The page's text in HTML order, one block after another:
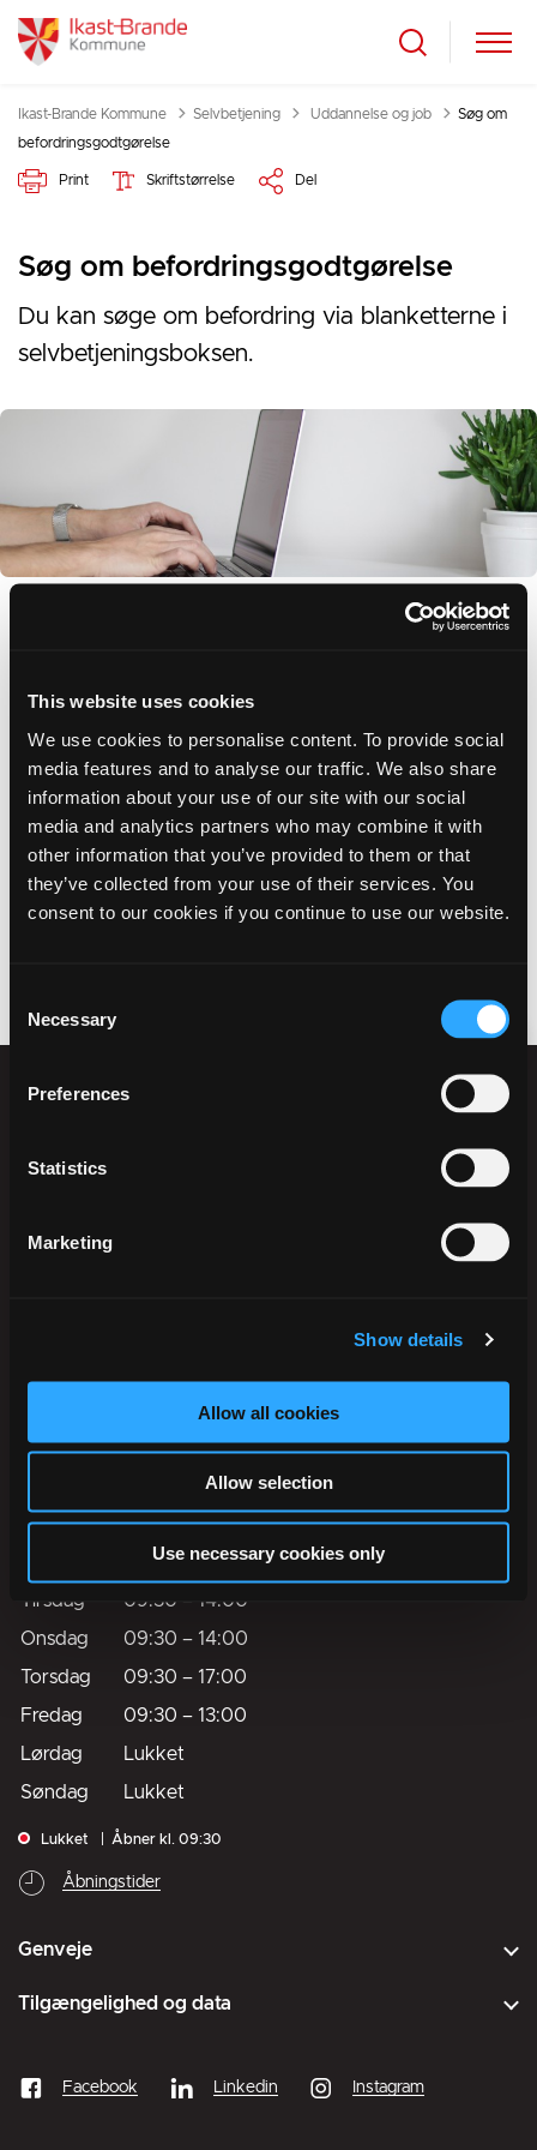
This website uses cookies
We use cookies to personalise content. To provide social
media features and to analyse our traffic. We also share
information about your use of our site with our social
media and analytics partners who may combine it with
other information that you’ve provided to them or that
they’ve collected from your use of their services. You
consent to our cookies if you continue to use our website.
Selection
Necessary
Preferences
Statistics
Marketing
Show details
Allow all cookies
Allow selection
Use necessary cookies only
Ikast-Brande Kommune Selvbetjening
Tilbage til
Uddannelse og job
Søg om
befordringsgodtgørelse
Print Skriftstørrelse Del
Søg om befordringsgodtgørelse
Du kan søge om befordring via blanketterne i
selvbetjeningsboksen.
Du kan søge om hel eller delvis dækning af dine transportudgifter
Selvbetjening
Søg om befordringsgodtgørelse
Rådhusstrædet 6
EAN-numre
Digital post til og fra kommunen
Telefontider
09:30 –14:00
Tirsdag
09:30
14:00
Onsdag
09:30 – 14:00
Torsdag
09:30 – 17:00
Fredag
09:30 – 13:00
Lørdag
Lukket
Søndag
Lukket
Lukket Åbner kl. 09:30
Åbningstider
Genveje
Tilgængelighed og data
Facebook Linkedin Instagram